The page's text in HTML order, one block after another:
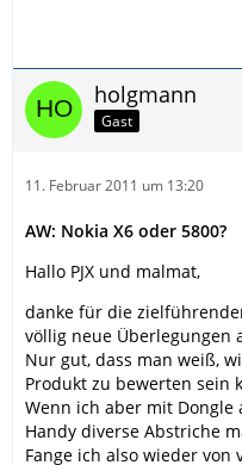
holgmann
Gast
11. Februar 2011 um 13:20
AW: Nokia X6 oder 5800?
Hallo PJX und malmat,
danke für die
völlig neue Überlegungen
Nur gut, dass man weiß,
Produkt zu bewerten sein
Wenn ich aber mit
Handy diverse Abstriche
Fange ich also wieder von